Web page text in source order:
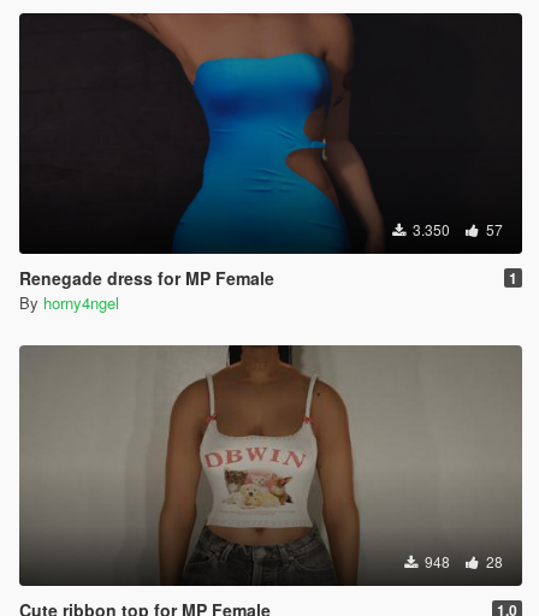
3.350 57
Renegade dress for MP Female 1
By horny4ngel
948 28
Cute ribbon top for MP Female 1.0